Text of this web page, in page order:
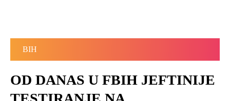
BIH
OD DANAS U FBIH JEFTINIJE